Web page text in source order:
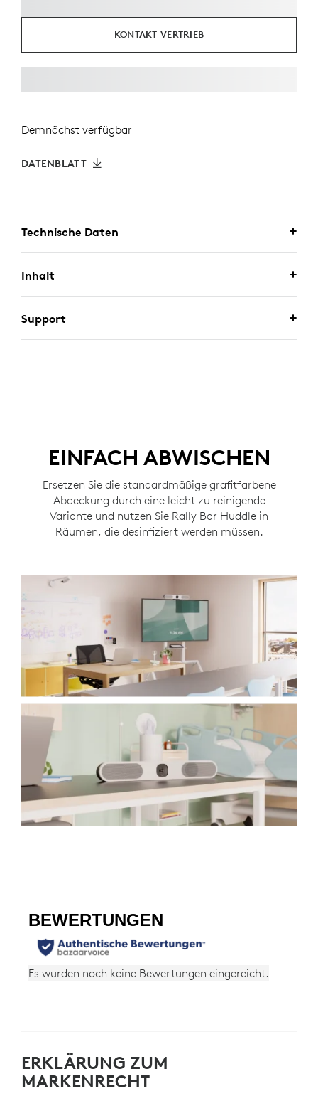
KONTAKT VERTRIEB
Demnächst verfügbar
DATENBLATT
Technische Daten
Inhalt
Support
EINFACH ABWISCHEN
Ersetzen Sie die standardmäßige grafitfarbene
Abdeckung durch eine leicht zu reinigende
Variante und nutzen Sie Rally Bar Huddle in
Räumen, die desinfiziert werden müssen.
ERKLÄRUNG ZUM
MARKENRECHT